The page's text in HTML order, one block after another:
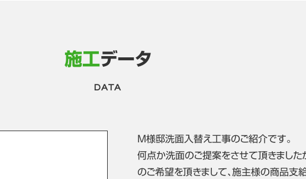
施工データ
DATA
M様邸洗面入替え工事のご紹介です。
何点か洗面のご提案をさせて頂きました
のご希望を頂きまして、施主様の商品支